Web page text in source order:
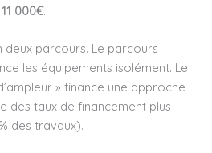
11 000€.
deux parcours. Le parcours
les équipements isolément. Le
» finance une approche
des taux de financement plus
des travaux).